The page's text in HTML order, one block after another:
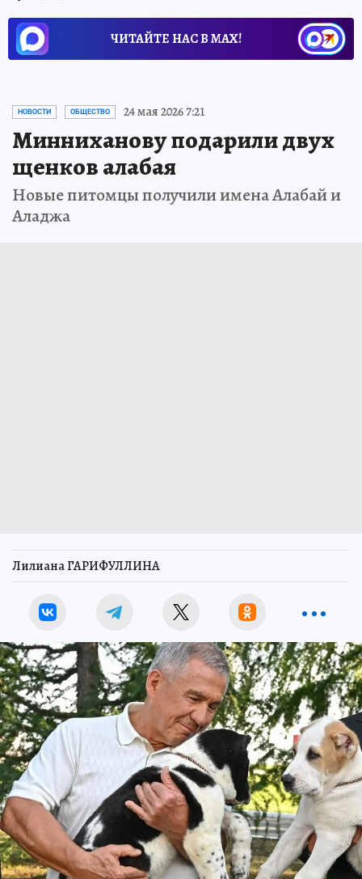
ЧИТАЙТЕ НАС В МАХ!
НОВОСТИ ОБЩЕСТВО 24 мая 2026 7:21
Минниханову подарили двух
щенков алабая
Новые питомцы получили имена Алабай и